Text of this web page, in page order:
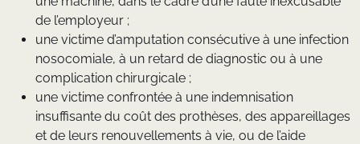
de l’employeur ;
une victime d’amputation consécutive à une infection
nosocomiale, à un retard de diagnostic ou à une
complication chirurgicale ;
une victime confrontée à une indemnisation
insuffisante du coût des prothèses, des appareillages
et de leurs renouvellements à vie, ou de l’aide